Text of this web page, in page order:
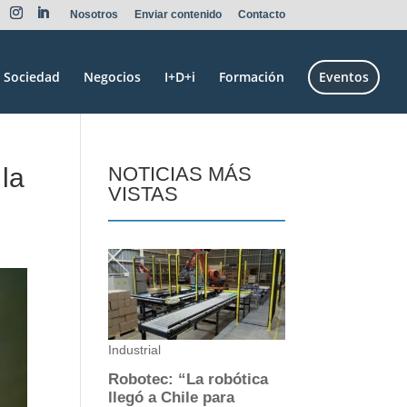
Nosotros Enviar contenido Contacto
Sociedad Negocios I+D+i Formación Eventos
NOTICIAS MÁS
VISTAS